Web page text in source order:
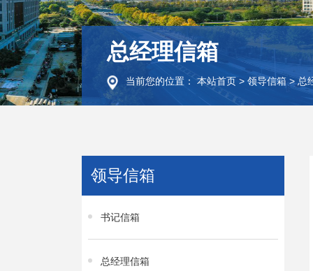
总经理信箱
当前您的位置： 本站首页> 领导信箱>总
领导信箱
书记信箱
总经理信箱